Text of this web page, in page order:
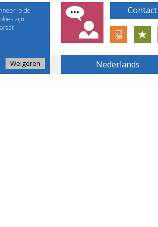
je de
zijn
Weigeren Nederlands
Contact